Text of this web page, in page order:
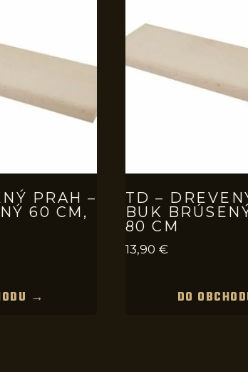
PRAH –
60 CM,
→
TD –
BUK
80 CM
13,90 €
DO